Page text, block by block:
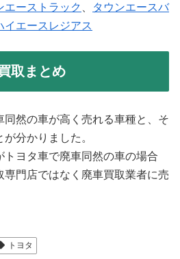
エーストラック
タウンエースバ
イエースレジアス
取まとめ
同然の車が高く売れる車種と、そ
分かりました。
トヨタ車で廃車同然の車の場合
専門店ではなく廃車買取業者に売
トヨタ